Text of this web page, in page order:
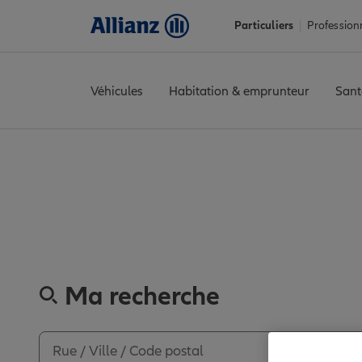
Particuliers
Véhicules Habitation & emprunteur
Ma recherche